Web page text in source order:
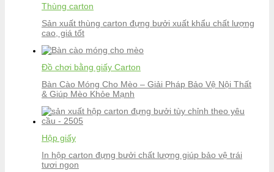
Thùng carton
Sản xuất thùng carton đựng bưởi xuất khẩu chất lượng
cao, giá tốt
Đồ chơi bằng giấy Carton
Bàn Cào Móng Cho Mèo – Giải Pháp Bảo Vệ Nội Thất
& Giúp Mèo Khỏe Mạnh
Hộp giấy
In hộp carton đựng bưởi chất lượng giúp bảo vệ trái
tươi ngon